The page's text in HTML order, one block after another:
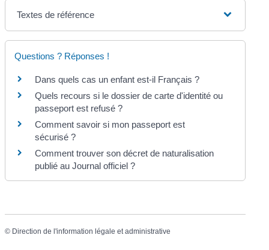
Textes de référence
Questions ? Réponses !
Dans quels cas un enfant est-il Français ?
Quels recours si le dossier de carte d'identité ou
passeport est refusé ?
Comment savoir si mon passeport est
sécurisé ?
Comment trouver son décret de naturalisation
publié au Journal officiel ?
© Direction de l'information légale et administrative